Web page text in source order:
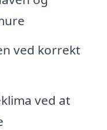
ved korrekt
ved at